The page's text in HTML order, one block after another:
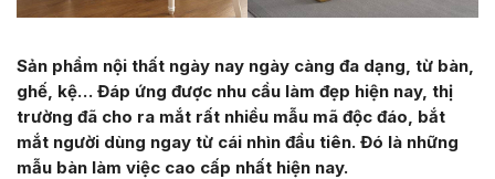
Sản phẩm nội thất ngày nay ngày càng đa dạng, từ bàn,
ghế, kệ… Đáp ứng được nhu cầu làm đẹp hiện nay, thị
trường đã cho ra mắt rất nhiều mẫu mã độc đáo, bắt
mắt người dùng ngay từ cái nhìn đầu tiên. Đó là những
mẫu bàn làm việc cao cấp nhất hiện nay.